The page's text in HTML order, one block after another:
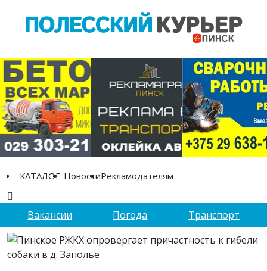
КАТАЛОГ НовостиРекламодателям
Вакансии Погода Транспорт